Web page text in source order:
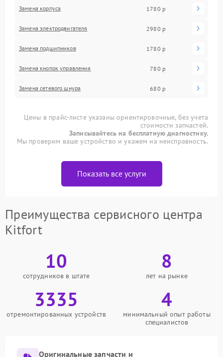
Замена корпуса 1780 р
Замена электродвигателя 2980 р
Замена подшипников 1780 р
Замена кнопок управления 780 р
Замена сетевого шнура 680 р
Цены в прайс-листе указаны ориентировочные, без учета
стоимости запчастей.
Записывайтесь на бесплатную диагностику.
Мы проверим ваше устройство и укажем на неисправность.
Показать все услуги
Преимущества сервисного центра
Kitfort
10
сотрудников в штате
8
лет на рынке
3335
отремонтированных устройств
4
минимальный опыт работы
специалистов
Оригинальные запчасти и